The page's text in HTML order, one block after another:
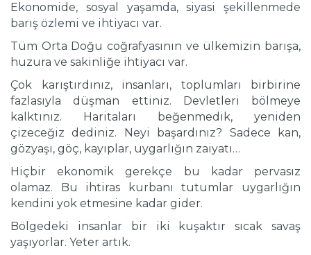
Ekonomide, sosyal yaşamda, siyasi şekillenmede
barış özlemi ve ihtiyacı var.
Tüm Orta Doğu coğrafyasının ve ülkemizin barışa,
huzura ve sakinliğe ihtiyacı var.
Çok karıştırdınız, insanları, toplumları birbirine
fazlasıyla düşman ettiniz. Devletleri bölmeye
kalktınız. Haritaları beğenmedik, yeniden
çizeceğiz dediniz. Neyi başardınız? Sadece kan,
gözyaşı, göç, kayıplar, uygarlığın zaiyatı…
Hiçbir ekonomik gerekçe bu kadar pervasız
olamaz. Bu ihtiras kurbanı tutumlar uygarlığın
kendini yok etmesine kadar gider.
Bölgedeki insanlar bir iki kuşaktır sıcak savaş
yaşıyorlar. Yeter artık.